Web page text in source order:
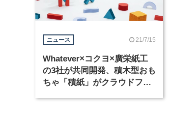
ニュース 21/7/15
Whatever×コクヨ×廣栄紙工
の3社が共同開発、積木型おも
ちゃ「積紙」がクラウドファ